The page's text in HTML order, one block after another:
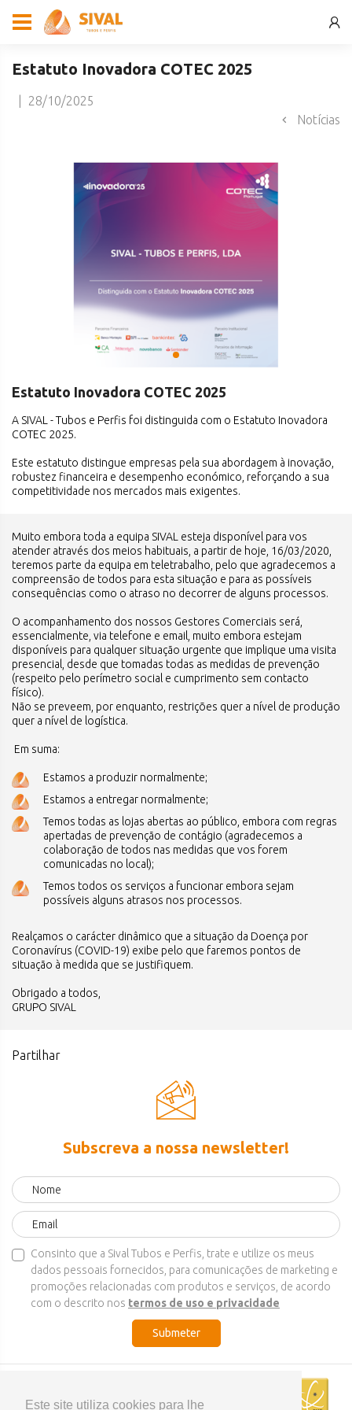
Este site utiliza cookies para lhe
Estatuto Inovadora COTEC 2025
28/10/2025
Notícias
Estatuto Inovadora COTEC 2025
A SIVAL - Tubos e Perfis foi distinguida com o Estatuto Inovadora
COTEC 2025.
Este estatuto distingue empresas pela sua abordagem à inovação,
robustez financeira e desempenho económico, reforçando a sua
competitividade nos mercados mais exigentes.
Muito embora toda a equipa SIVAL esteja disponível para vos
atender através dos meios habituais, a partir de hoje, 16/03/2020,
teremos parte da equipa em teletrabalho, pelo que agradecemos a
compreensão de todos para esta situação e para as possíveis
consequências como o atraso no decorrer de alguns processos.
O acompanhamento dos nossos Gestores Comerciais será,
essencialmente, via telefone e email, muito embora estejam
disponíveis para qualquer situação urgente que implique uma visita
presencial, desde que tomadas todas as medidas de prevenção
(respeito pelo perímetro social e cumprimento sem contacto
físico).
Não se preveem, por enquanto, restrições quer a nível de produção
quer a nível de logística.
Em suma:
Estamos a produzir normalmente;
Estamos a entregar normalmente;
Temos todas as lojas abertas ao público, embora com regras
apertadas de prevenção de contágio (agradecemos a
colaboração de todos nas medidas que vos forem
comunicadas no local);
Temos todos os serviços a funcionar embora sejam
possíveis alguns atrasos nos processos.
Realçamos o carácter dinâmico que a situação da Doença por
Coronavírus (COVID-19) exibe pelo que faremos pontos de
situação à medida que se justifiquem.
Obrigado a todos,
GRUPO SIVAL
Partilhar
Subscreva a nossa newsletter!
Consinto que a Sival Tubos e Perfis, trate e utilize os meus
dados pessoais fornecidos, para comunicações de marketing e
promoções relacionadas com produtos e serviços, de acordo
com o descrito nos termos de uso e privacidade
Submeter